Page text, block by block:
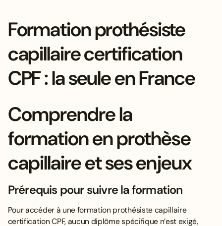
Formation prothésiste
capillaire certification
CPF : la seule en France
Comprendre la
formation en prothèse
capillaire et ses enjeux
Prérequis pour suivre la formation
Pour accéder à une formation prothésiste capillaire
certification CPF, aucun diplôme spécifique n’est exigé,